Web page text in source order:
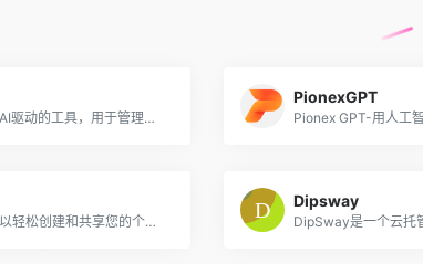
Receiping-AI是一种AI驱动的工具，用于管理带有短信的收据。
PionexGPT
Pionex GPT-用人工
使用CardZap，您可以轻松创建和共享您的个性化数字名片。
Dipsway